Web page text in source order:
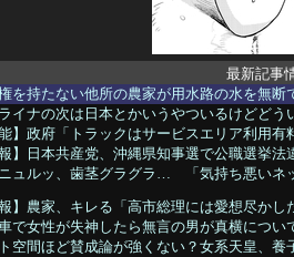
最新記事
を持たない他所の農家が用水路の水を無断
イナの次は日本とかいうやついるけどどう
能】政府「トラックはサービスエリア利用
報】日本共産党、沖縄県知事選で公職選挙
ュルッ、歯茎グラグラ… 「気持ち悪いネ
報】農家、キレる「高市総理には愛想尽か
車で女性が失神したら無言の男が真横につ
空間ほど賛成論が強くない？女系天皇、